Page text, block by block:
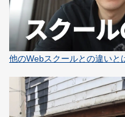
他のWebスクールとの違いと